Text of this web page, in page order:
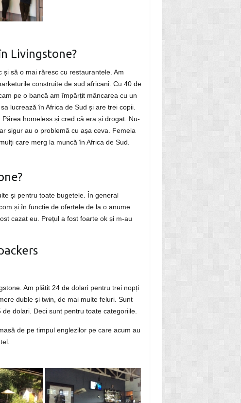
Livingstone?
să o mai răresc cu restaurantele. Am
construite de sud africani. Cu 40 de
pe o bancă am împărțit mâncarea cu un
lucrează în Africa de Sud și are trei copii.
homeless și cred că era și drogat. Nu-
sigur au o problemă cu așa ceva. Femeia
care merg la muncă în Africa de Sud.
și pentru toate bugetele. În general
și în funcție de ofertele de la o anume
cazat eu. Prețul a fost foarte ok și m-au
Am plătit 24 de dolari pentru trei nopți
duble și twin, de mai multe feluri. Sunt
dolari. Deci sunt pentru toate categoriile.
de pe timpul englezilor pe care acum au